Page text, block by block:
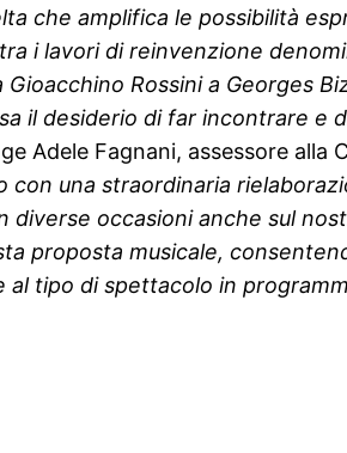
che amplifica le possibilità
i lavori di reinvenzione
Rossini a Georges
il desiderio di far incontrare e
Adele Fagnani, assessore alla
una straordinaria
occasioni anche sul
proposta musicale,
al tipo di spettacolo in